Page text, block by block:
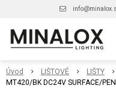
Úvod LIŠTOVÉ LIŠTY
MT420/BK DC24V SURFACE/